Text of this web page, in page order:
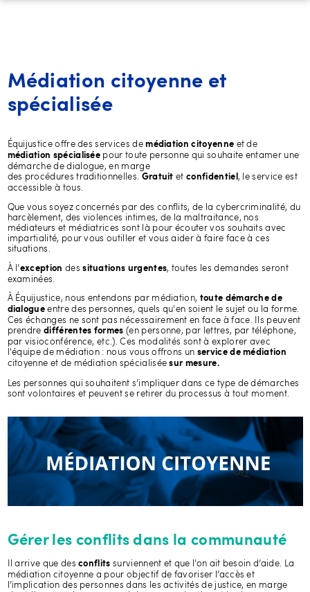
Médiation citoyenne et
spécialisée
Équijustice offre des services demédiation citoyenne et de
médiation spécialisée pour toute personne qui souhaite entamer une
démarche de dialogue, en marge
des procédures traditionnelles. Gratuit etconfidentiel , le service est
accessible à tous.
Que vous soyez concernés par des conflits, de la cybercriminalité, du
harcèlement, des violences intimes, de la maltraitance, nos
médiateurs et médiatrices sont là pour écouter vos souhaits avec
impartialité, pour vous outiller et vous aider à faire face à ces
situations.
À l’exception dessituations urgentes, toutes les demandes seront
examinées.
À Équijustice, nous entendons par médiation, toute démarche de
dialogue entre des personnes, quels qu'en soient le sujet ou la forme.
Ces échanges ne sont pas nécessairement en face à face. Ils peuvent
prendredifférentes formes (en personne, par lettres, par téléphone,
par visioconférence, etc.). Ces modalités sont à explorer avec
l'équipe de médiation : nous vous offrons un service de médiation
citoyenne et de médiation spécialisée sur mesure.
Les personnes qui souhaitent s’impliquer dans ce type de démarches
sont volontaires et peuvent se retirer du processus à tout moment.
Gérer les conflits dans la communauté
Il arrive que desconflitssurviennent et que l’on ait besoin d’aide. ​​​​La
médiation citoyenne a pour objectif de favoriser l’accès et
l’implication des personnes dans les activités de justice, en marge